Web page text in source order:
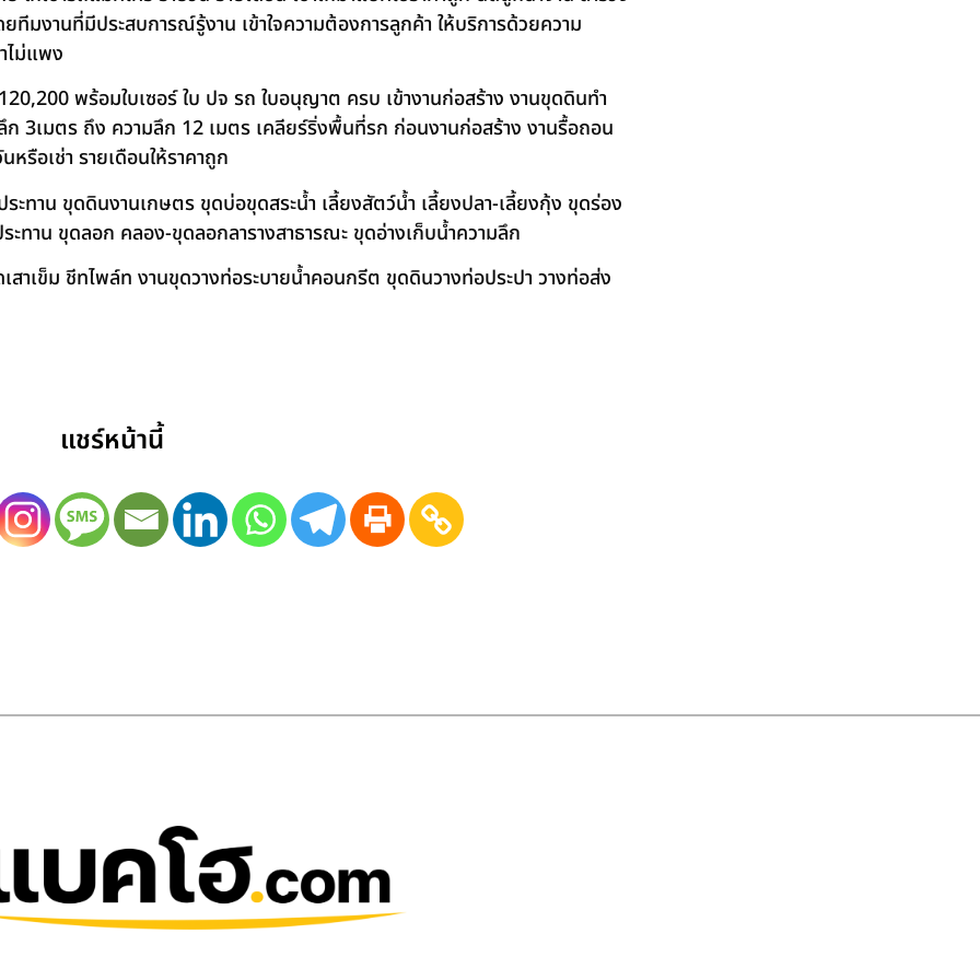
ทีมงานที่มีประสบการณ์รู้งาน เข้าใจความต้องการลูกค้า ให้บริการด้วยความ
ไม่แพง
พร้อมใบเซอร์ ใบ ปจ รถ ใบอนุญาต ครบ เข้างานก่อสร้าง งานขุดดินทำ
ก 3เมตร ถึง ความลึก 12 เมตร เคลียร์ริ่งพื้นที่รก ก่อนงานก่อสร้าง งานรื้อถอน
รือเช่า รายเดือนให้ราคาถูก
ะทาน ขุดดินงานเกษตร ขุดบ่อขุดสระน้ำ เลี้ยงสัตว์น้ำ เลี้ยงปลา-เลี้ยงกุ้ง ขุดร่อง
ทาน ขุดลอก คลอง-ขุดลอกลารางสาธารณะ ขุดอ่างเก็บน้ำความลึก
าเข็ม ชีทไพล์ท งานขุดวางท่อระบายน้ำคอนกรีต ขุดดินวางท่อประปา วางท่อส่ง
แชร์หน้านี้